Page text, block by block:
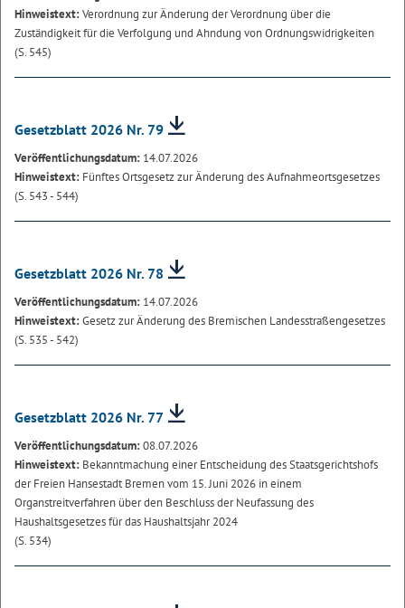
Hinweistext:Verordnung zur Änderung der Verordnung über die
Zuständigkeit für die Verfolgung und Ahndung von Ordnungswidrigkeiten
(S. 545)
Gesetzblatt 2026 Nr. 79
Veröffentlichungsdatum: 14.07.2026
Hinweistext: Fünftes Ortsgesetz zur Änderung des Aufnahmeortsgesetzes
(S. 543 - 544)
Gesetzblatt 2026 Nr. 78
Veröffentlichungsdatum: 14.07.2026
Hinweistext:Gesetz zur Änderung des Bremischen Landesstraßengesetzes
(S. 535 - 542)
Gesetzblatt 2026 Nr. 77
Veröffentlichungsdatum:08.07.2026
Hinweistext: Bekanntmachung einer Entscheidung des Staatsgerichtshofs
der Freien Hansestadt Bremen vom 15. Juni 2026 in einem
Organstreitverfahren über den Beschluss der Neufassung des
Haushaltsgesetzes für das Haushaltsjahr 2024
(S. 534)